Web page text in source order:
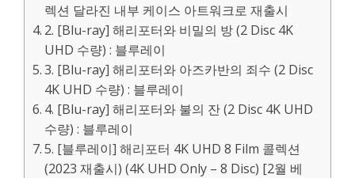
렉션 달라진 내부 케이스 아트워크로 재출시
2. [Blu-ray] 해리포터와 비밀의 방 (2 Disc 4K
UHD 수량) : 블루레이
3. [Blu-ray] 해리포터와 아즈카반의 죄수 (2 Disc
4K UHD 수량) : 블루레이
4. [Blu-ray] 해리포터와 불의 잔 (2 Disc 4K UHD
수량) : 블루레이
5. [블루레이] 해리포터 4K UHD 8 Film 콜렉션
(2023 재출시) (4K UHD Only – 8 Disc) [2월 베